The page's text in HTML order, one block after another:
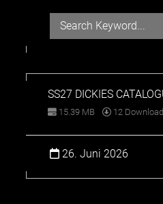
SS27 DICKIES
15.39 MB 12
26. Juni 2026